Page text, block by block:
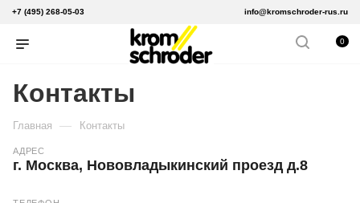
+7 (495) 268-05-03 info@kromschroder-rus.ru
0
Контакты
Главная — Контакты
АДРЕС
г. Москва, Нововладыкинский проезд д.8